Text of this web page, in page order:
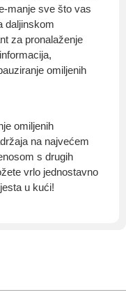
manje sve što vas
daljinskom
za pronalaženje
omiljenih
omiljenih
na najvećem
s drugih
vrlo jednostavno
u kući!